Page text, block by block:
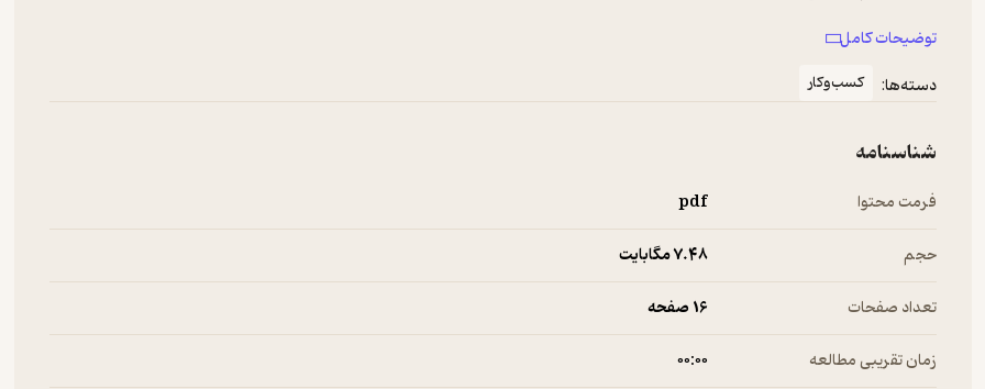
- چرا شنبه پرس؟
توضیحات کامل
دسته‌ها:
کسب‌وکار
شناسنامه
فرمت محتوا pdf
حجم 7.۴۸ مگابایت
تعداد صفحات 16 صفحه
زمان تقریبی مطالعه ۰۰:۰۰